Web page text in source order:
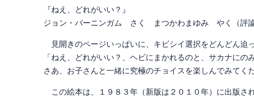
『ねえ、どれがいい？』
ジョン・バーニンガム さく まつかわまゆみ やく（評論
見開きのページいっぱいに、キビシイ選択をどんどん迫
「ねえ、どれがいい？、ヘビにまかれるのと、サカナに
さあ、お子さんと一緒に究極のチョイスを楽しんでみてく
この絵本は、１９８３年（新版は２０１０年）に出版さ